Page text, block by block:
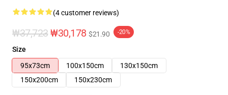
(4 customer reviews)
₩37,723 ₩30,178 $21.90 -20%
Size
95x73cm
100x150cm
130x150cm
150x200cm
150x230cm